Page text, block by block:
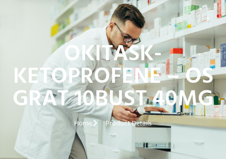
OKITASK-
KETOPROFENE – OS
GRAT 10BUST 40MG
Home Product Details